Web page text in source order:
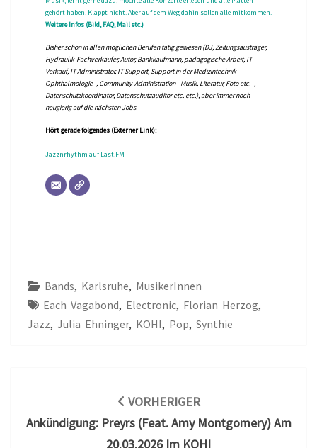
gehört haben. Klappt nicht. Aber auf dem Weg dahin sollen alle mitkommen.
Weitere Infos (Bild, FAQ, Mail etc.)
Bisher schon in allen möglichen Berufen tätig gewesen (DJ, Zeitungsausträger,
Hydraulik-Fachverkäufer, Autor, Bankkaufmann, pädagogische Arbeit, IT-
Verkauf, IT-Administrator, IT-Support, Support in der Medizintechnik -
Ophthalmologie -, Community-Administration - Musik, Literatur, Foto etc. -,
Datenschutzkoordinator, Datenschutzauditor etc. etc.), aber immer noch
neugierig auf die nächsten Jobs.
Hört gerade folgendes (Externer Link):
Jazznrhythm auf Last.FM
Bands, Karlsruhe, MusikerInnen
Each Vagabond, Electronic, Florian Herzog,
Jazz, Julia Ehninger, KOHI, Pop, Synthie
VORHERIGER
Ankündigung: Preyrs (feat. Amy Montgomery) Am
20.03.2026 Im KOHI